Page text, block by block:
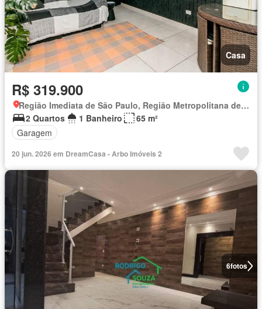
Casa
R$ 319.900
Região Imediata de São Paulo, Região Metropolitana de São Paulo
2 Quartos
1 Banheiro
65 m²
Garagem
20 jun. 2026 em DreamCasa - Arbo Imóveis 2
6fotos